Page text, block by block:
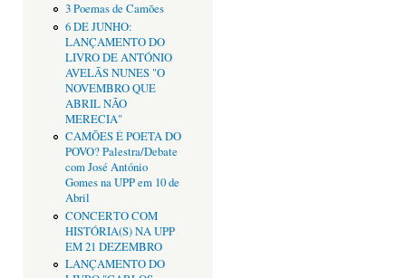
3 Poemas de Camões
6 DE JUNHO:
LANÇAMENTO DO
LIVRO DE ANTÓNIO
AVELÃS NUNES "O
NOVEMBRO QUE
ABRIL NÃO
MERECIA"
CAMÕES É POETA DO
POVO? Palestra/Debate
com José António
Gomes na UPP em 10 de
Abril
CONCERTO COM
HISTÓRIA(S) NA UPP
EM 21 DEZEMBRO
LANÇAMENTO DO